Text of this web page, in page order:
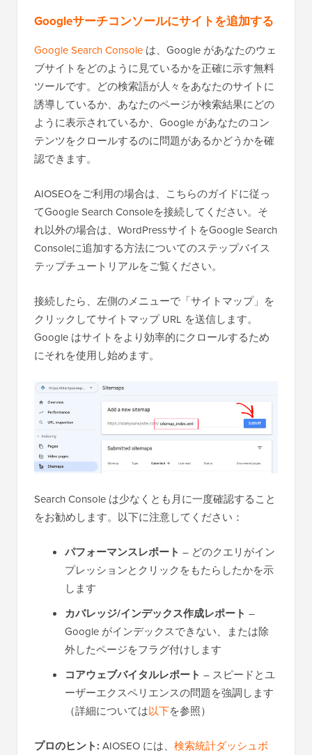
Googleサーチコンソールにサイトを追加する
Google Search Console は、Google があなたのウェ
ブサイトをどのように見ているかを正確に示す無料
ツールです。どの検索語が人々をあなたのサイトに
誘導しているか、あなたのページが検索結果にどの
ように表示されているか、Google があなたのコン
テンツをクロールするのに問題があるかどうかを確
認できます。
AIOSEOをご利用の場合は、こちらのガイドに従っ
てGoogle Search Consoleを接続してください。そ
れ以外の場合は、WordPressサイトをGoogle Search
Consoleに追加する方法についてのステップバイス
テップチュートリアルをご覧ください。
接続したら、左側のメニューで「サイトマップ」を
クリックしてサイトマップ URL を送信します。
Google はサイトをより効率的にクロールするため
にそれを使用し始めます。
Search Console は少なくとも月に一度確認すること
をお勧めします。以下に注意してください：
パフォーマンスレポート – どのクエリがイン
プレッションとクリックをもたらしたかを示
します
カバレッジ/インデックス作成レポート –
Google がインデックスできない、または除
外したページをフラグ付けします
コアウェブバイタルレポート – スピードとユ
ーザーエクスペリエンスの問題を強調します
（詳細については以下を参照）
プロのヒント: AIOSEO には、 検索統計ダッシュボ